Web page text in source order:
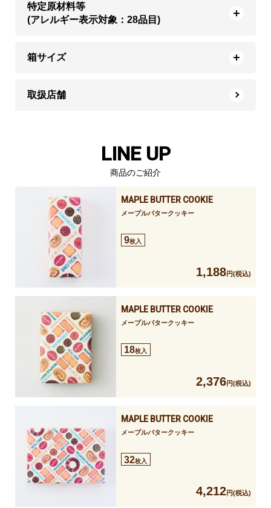
特定原材料等
(アレルギー表示対象：28品目)
箱サイズ
取扱店舗
LINE UP
商品のご紹介
MAPLE BUTTER COOKIE
メープルバタークッキー
9枚入
1,188円
MAPLE BUTTER COOKIE
メープルバタークッキー
18枚入
2,376円
MAPLE BUTTER COOKIE
メープルバタークッキー
32枚入
4,212円